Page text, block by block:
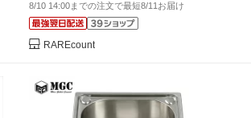
8/10 14:00までの注文で最短8/11お届け
RAREcount